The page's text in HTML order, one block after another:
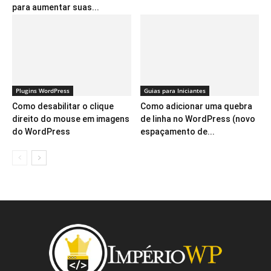
para aumentar suas...
Plugins WordPress
Como desabilitar o clique
direito do mouse em imagens
do WordPress
Guias para Iniciantes
Como adicionar uma quebra
de linha no WordPress (novo
espaçamento de...